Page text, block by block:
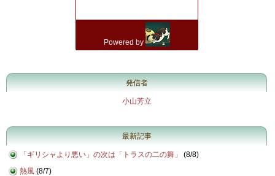
発信者
小山芳立
最新記事
「ギリシャより悪い」の次は「トラスの二の舞」 (8/8)
熱風 (8/7)